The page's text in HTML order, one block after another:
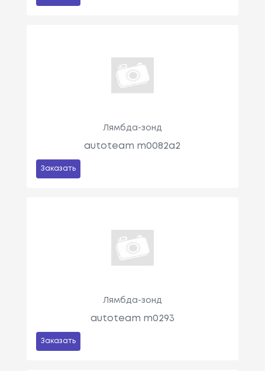
Лямбда-зонд
autoteam m0082a2
Заказать
Лямбда-зонд
autoteam m0293
Заказать